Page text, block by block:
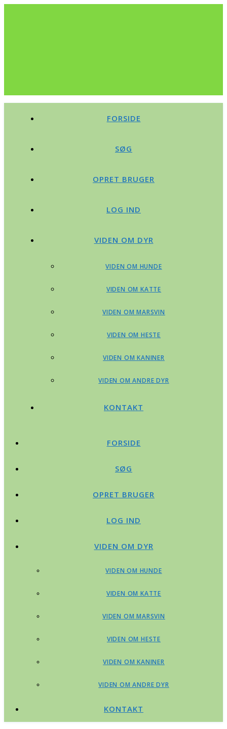
FORSIDE
SØG
OPRET BRUGER
LOG IND
VIDEN OM DYR
VIDEN OM HUNDE
VIDEN OM KATTE
VIDEN OM MARSVIN
VIDEN OM HESTE
VIDEN OM KANINER
VIDEN OM ANDRE DYR
KONTAKT
FORSIDE
SØG
OPRET BRUGER
LOG IND
VIDEN OM DYR
VIDEN OM HUNDE
VIDEN OM KATTE
VIDEN OM MARSVIN
VIDEN OM HESTE
VIDEN OM KANINER
VIDEN OM ANDRE DYR
KONTAKT